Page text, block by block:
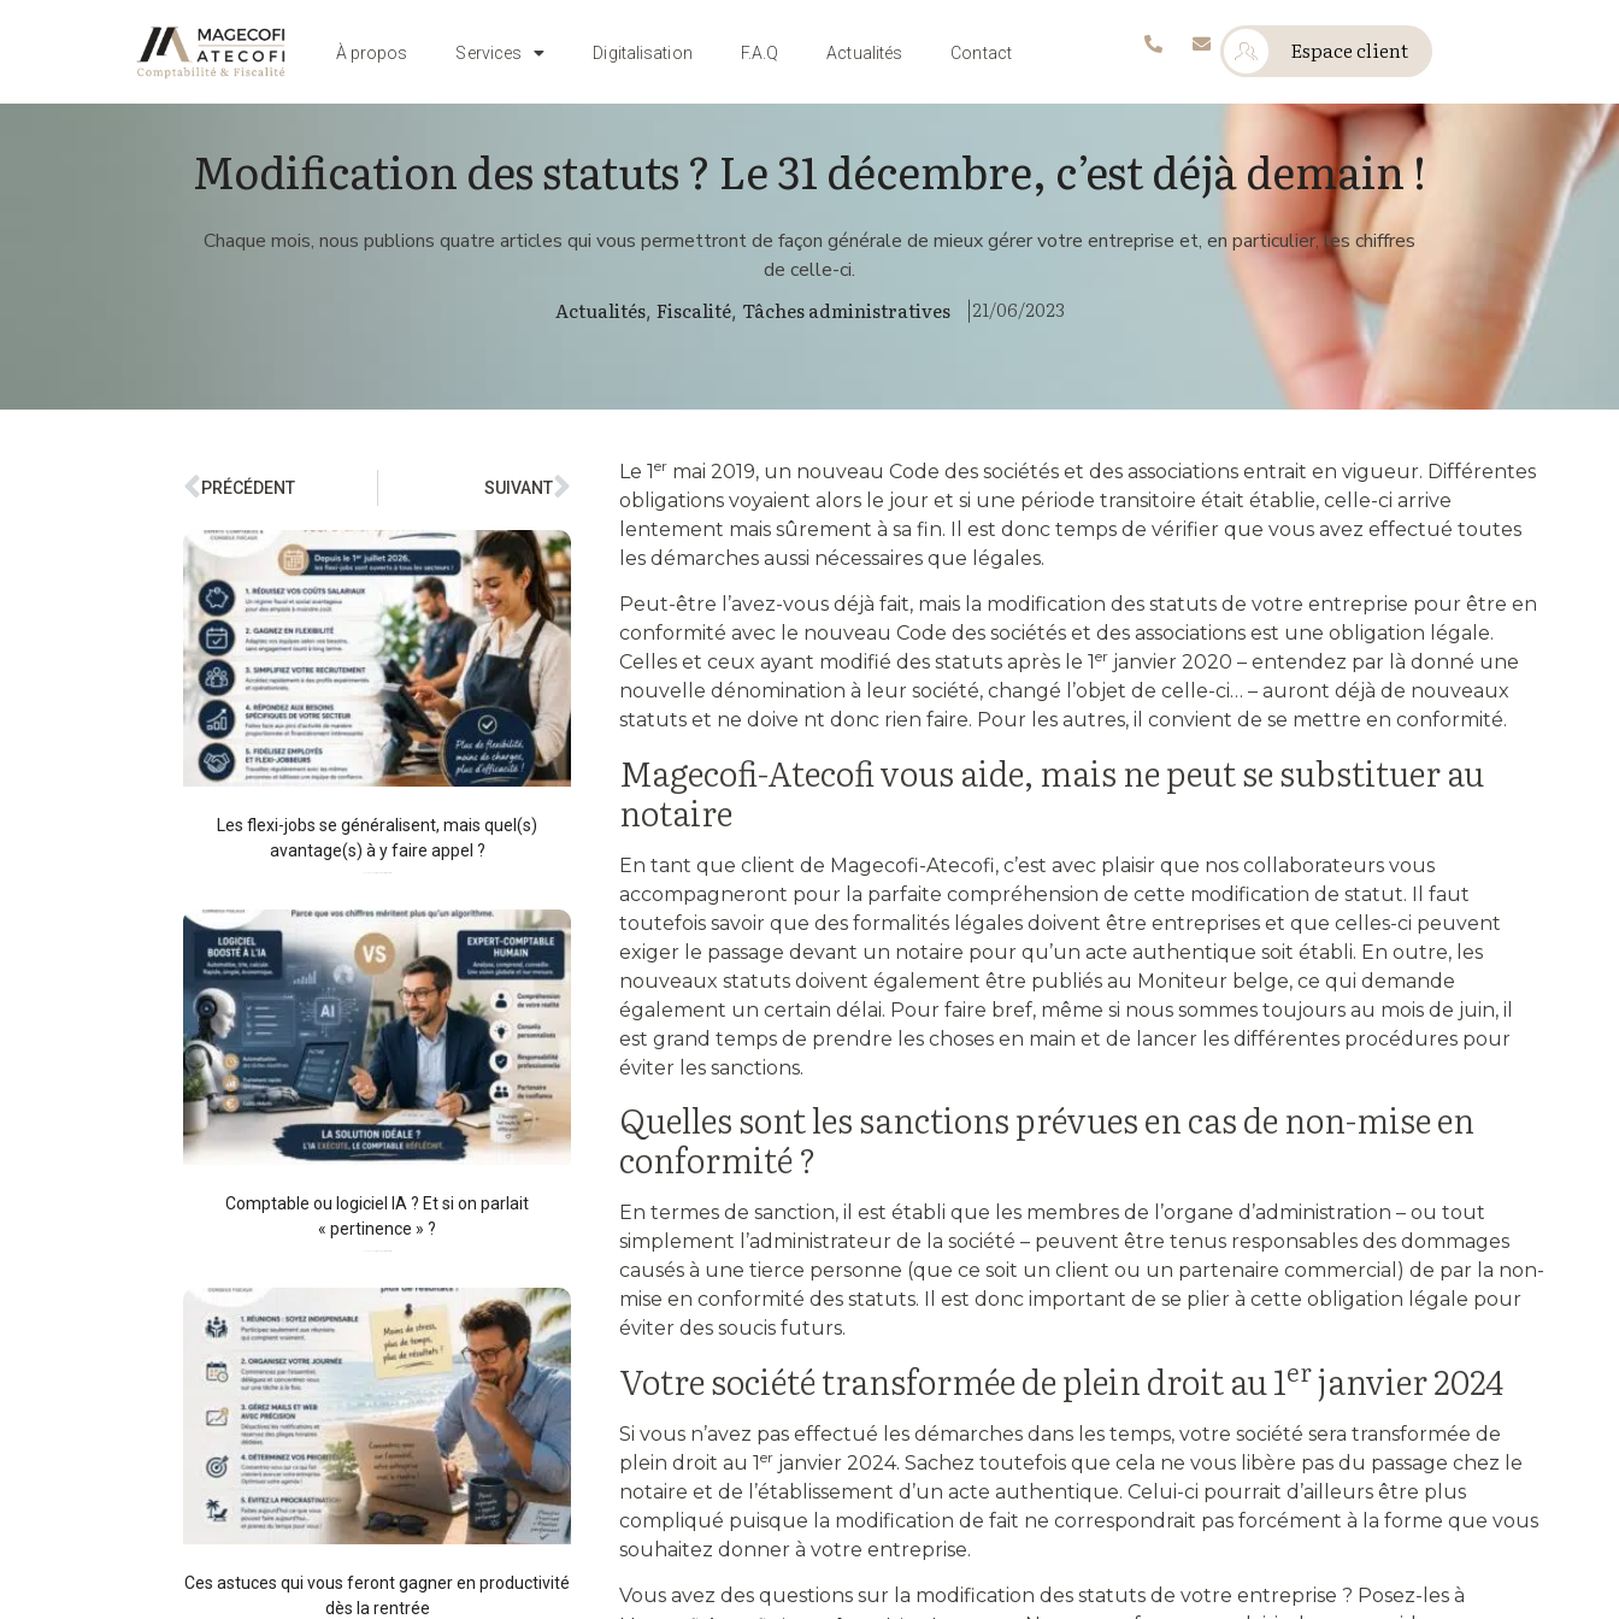
À propos Services Digitalisation F.A.Q Actualités Contact Espace client
Modification des statuts ? Le 31 décembre, c’est déjà demain !
Chaque mois, nous publions quatre articles qui vous permettront de façon générale de mieux gérer votre entreprise et, en particulier, les chiffres
de celle-ci.
21/06/2023
Actualités, Fiscalité, Tâches administratives
Le 1er mai 2019, un nouveau Code des sociétés et des associations entrait en vigueur. Différentes
obligations voyaient alors le jour et si une période transitoire était établie, celle-ci arrive
lentement mais sûrement à sa fin. Il est donc temps de vérifier que vous avez effectué toutes
les démarches aussi nécessaires que légales.
Peut-être l’avez-vous déjà fait, mais la modification des statuts de votre entreprise pour être en
conformité avec le nouveau Code des sociétés et des associations est une obligation légale.
Celles et ceux ayant modifié des statuts après le 1 er janvier 2020 – entendez par là donné une
nouvelle dénomination à leur société, changé l’objet de celle-ci… – auront déjà de nouveaux
statuts et ne doive nt donc rien faire. Pour les autres, il convient de se mettre en conformité.
Magecofi-Atecofi vous aide, mais ne peut se substituer au
notaire
En tant que client de Magecofi-Atecofi, c’est avec plaisir que nos collaborateurs vous
accompagneront pour la parfaite compréhension de cette modification de statut. Il faut
toutefois savoir que des formalités légales doivent être entreprises et que celles-ci peuvent
exiger le passage devant un notaire pour qu’un acte authentique soit établi. En outre, les
nouveaux statuts doivent également être publiés au Moniteur belge, ce qui demande
également un certain délai. Pour faire bref, même si nous sommes toujours au mois de juin, il
est grand temps de prendre les choses en main et de lancer les différentes procédures pour
éviter les sanctions.
Quelles sont les sanctions prévues en cas de non-mise en
conformité ?
En termes de sanction, il est établi que les membres de l’organe d’administration – ou tout
simplement l’administrateur de la société – peuvent être tenus responsables des dommages
causés à une tierce personne (que ce soit un client ou un partenaire commercial) de par la non-
mise en conformité des statuts. Il est donc important de se plier à cette obligation légale pour
éviter des soucis futurs.
Votre société transformée de plein droit au 1erjanvier 2024
Si vous n’avez pas effectué les démarches dans les temps, votre société sera transformée de
plein droit au 1er janvier 2024. Sachez toutefois que cela ne vous libère pas du passage chez le
notaire et de l’établissement d’un acte authentique. Celui-ci pourrait d’ailleurs être plus
compliqué puisque la modification de fait ne correspondrait pas forcément à la forme que vous
souhaitez donner à votre entreprise.
Vous avez des questions sur la modification des statuts de votre entreprise ? Posez-les à
PRÉCÉDENT SUIVANT
Les flexi-jobs se généralisent, mais quel(s)
avantage(s) à y faire appel ?
Comptable ou logiciel IA ? Et si on parlait
« pertinence » ?
Ces astuces qui vous feront gagner en productivité
dès la rentrée